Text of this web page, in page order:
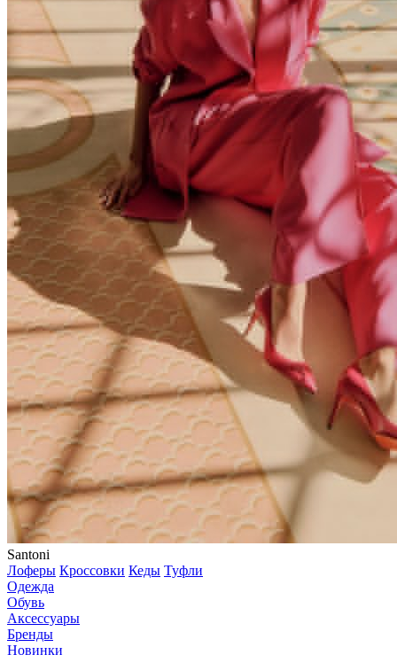
Santoni
Лоферы Кроссовки Кеды Туфли
Одежда
Обувь
Аксессуары
Бренды
Новинки